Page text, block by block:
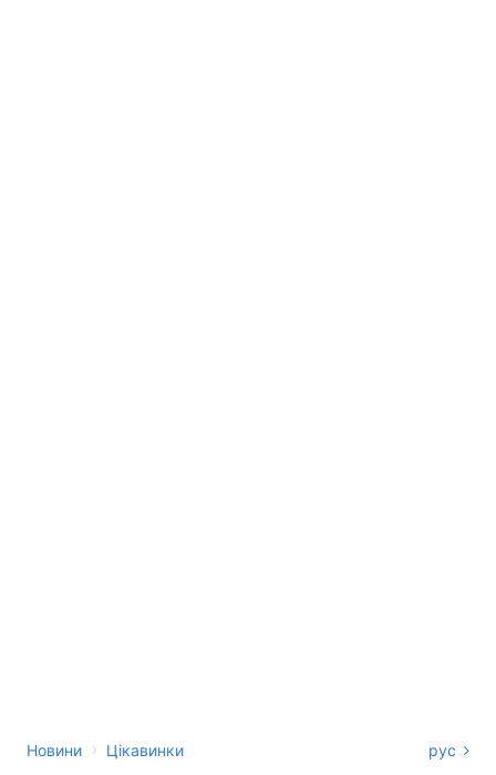
Новини › Цікавинки рус